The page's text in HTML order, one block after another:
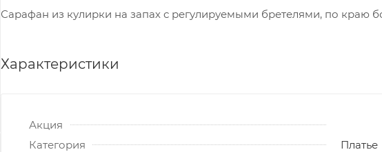
Сарафан из кулирки на запах с регулируемыми бретелями, по краю
Характеристики
Акция
Категория
Платье